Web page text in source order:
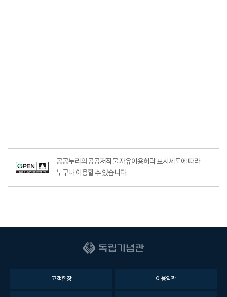
공공누리의 공공저작물 자유이용허락 표시제도에 따라
누구나 이용할 수 있습니다.
고객헌장 이용약관